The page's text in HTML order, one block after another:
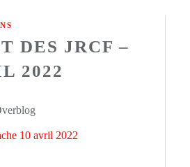
DES JRCF –
2022